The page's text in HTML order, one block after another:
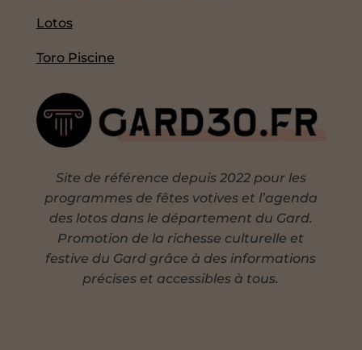
Lotos
Toro Piscine
Site de référence depuis 2022 pour les
programmes de fêtes votives et l’agenda
des lotos dans le département du Gard.
Promotion de la richesse culturelle et
festive du Gard grâce à des informations
précises et accessibles à tous.